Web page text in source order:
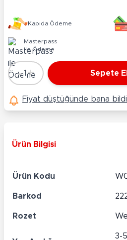
Kapıda Ödeme
Masterpass
ile Ödeme
Adet
-1 + Sepete
Fiyat düştüğünde bana
Ürün Bilgisi
Ürün Kodu
Barkod
Rozet
3-